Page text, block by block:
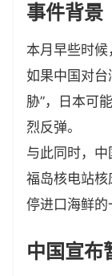
事件背景
本月早些时候
如果中国对台
胁”，日本可
烈反弹。
与此同时，
福岛核电站核
停进口海鲜的
中国宣布